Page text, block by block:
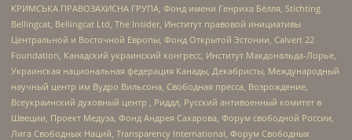
КРИМСЬКА ПРАВОЗАХИСНА ГРУПА, Фонд имени Генриха Бёлля, Stichting
Bellingcat, Bellingcat Ltd, The Insider, Институт правовой инициативы
Центральной и Восточной Европы, Фонд Открытой Эстонии, Calvert 22
Foundation, Канадский украинский конгресс, Институт Макдональда-Лорье,
Украинская национальная федерация Канады, Декабристы, Международный
научный центр им Вудро Вильсона, Свободная пресса, Возрождение,
Всеукраинский духовный центр , Риддл, Русский антивоенный комитет в
Швеции, Проект Медуза, Фонд Андрея Сахарова, Форум свободной России,
Лига Свободных Наций, Transparеncy International, Форум Свободных